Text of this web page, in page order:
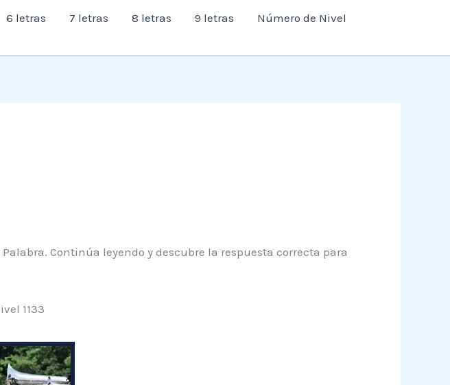
6 letras 7 letras 8 letras 9 letras
Número de Nivel
Continúa leyendo y descubre la respuesta correcta para
1133